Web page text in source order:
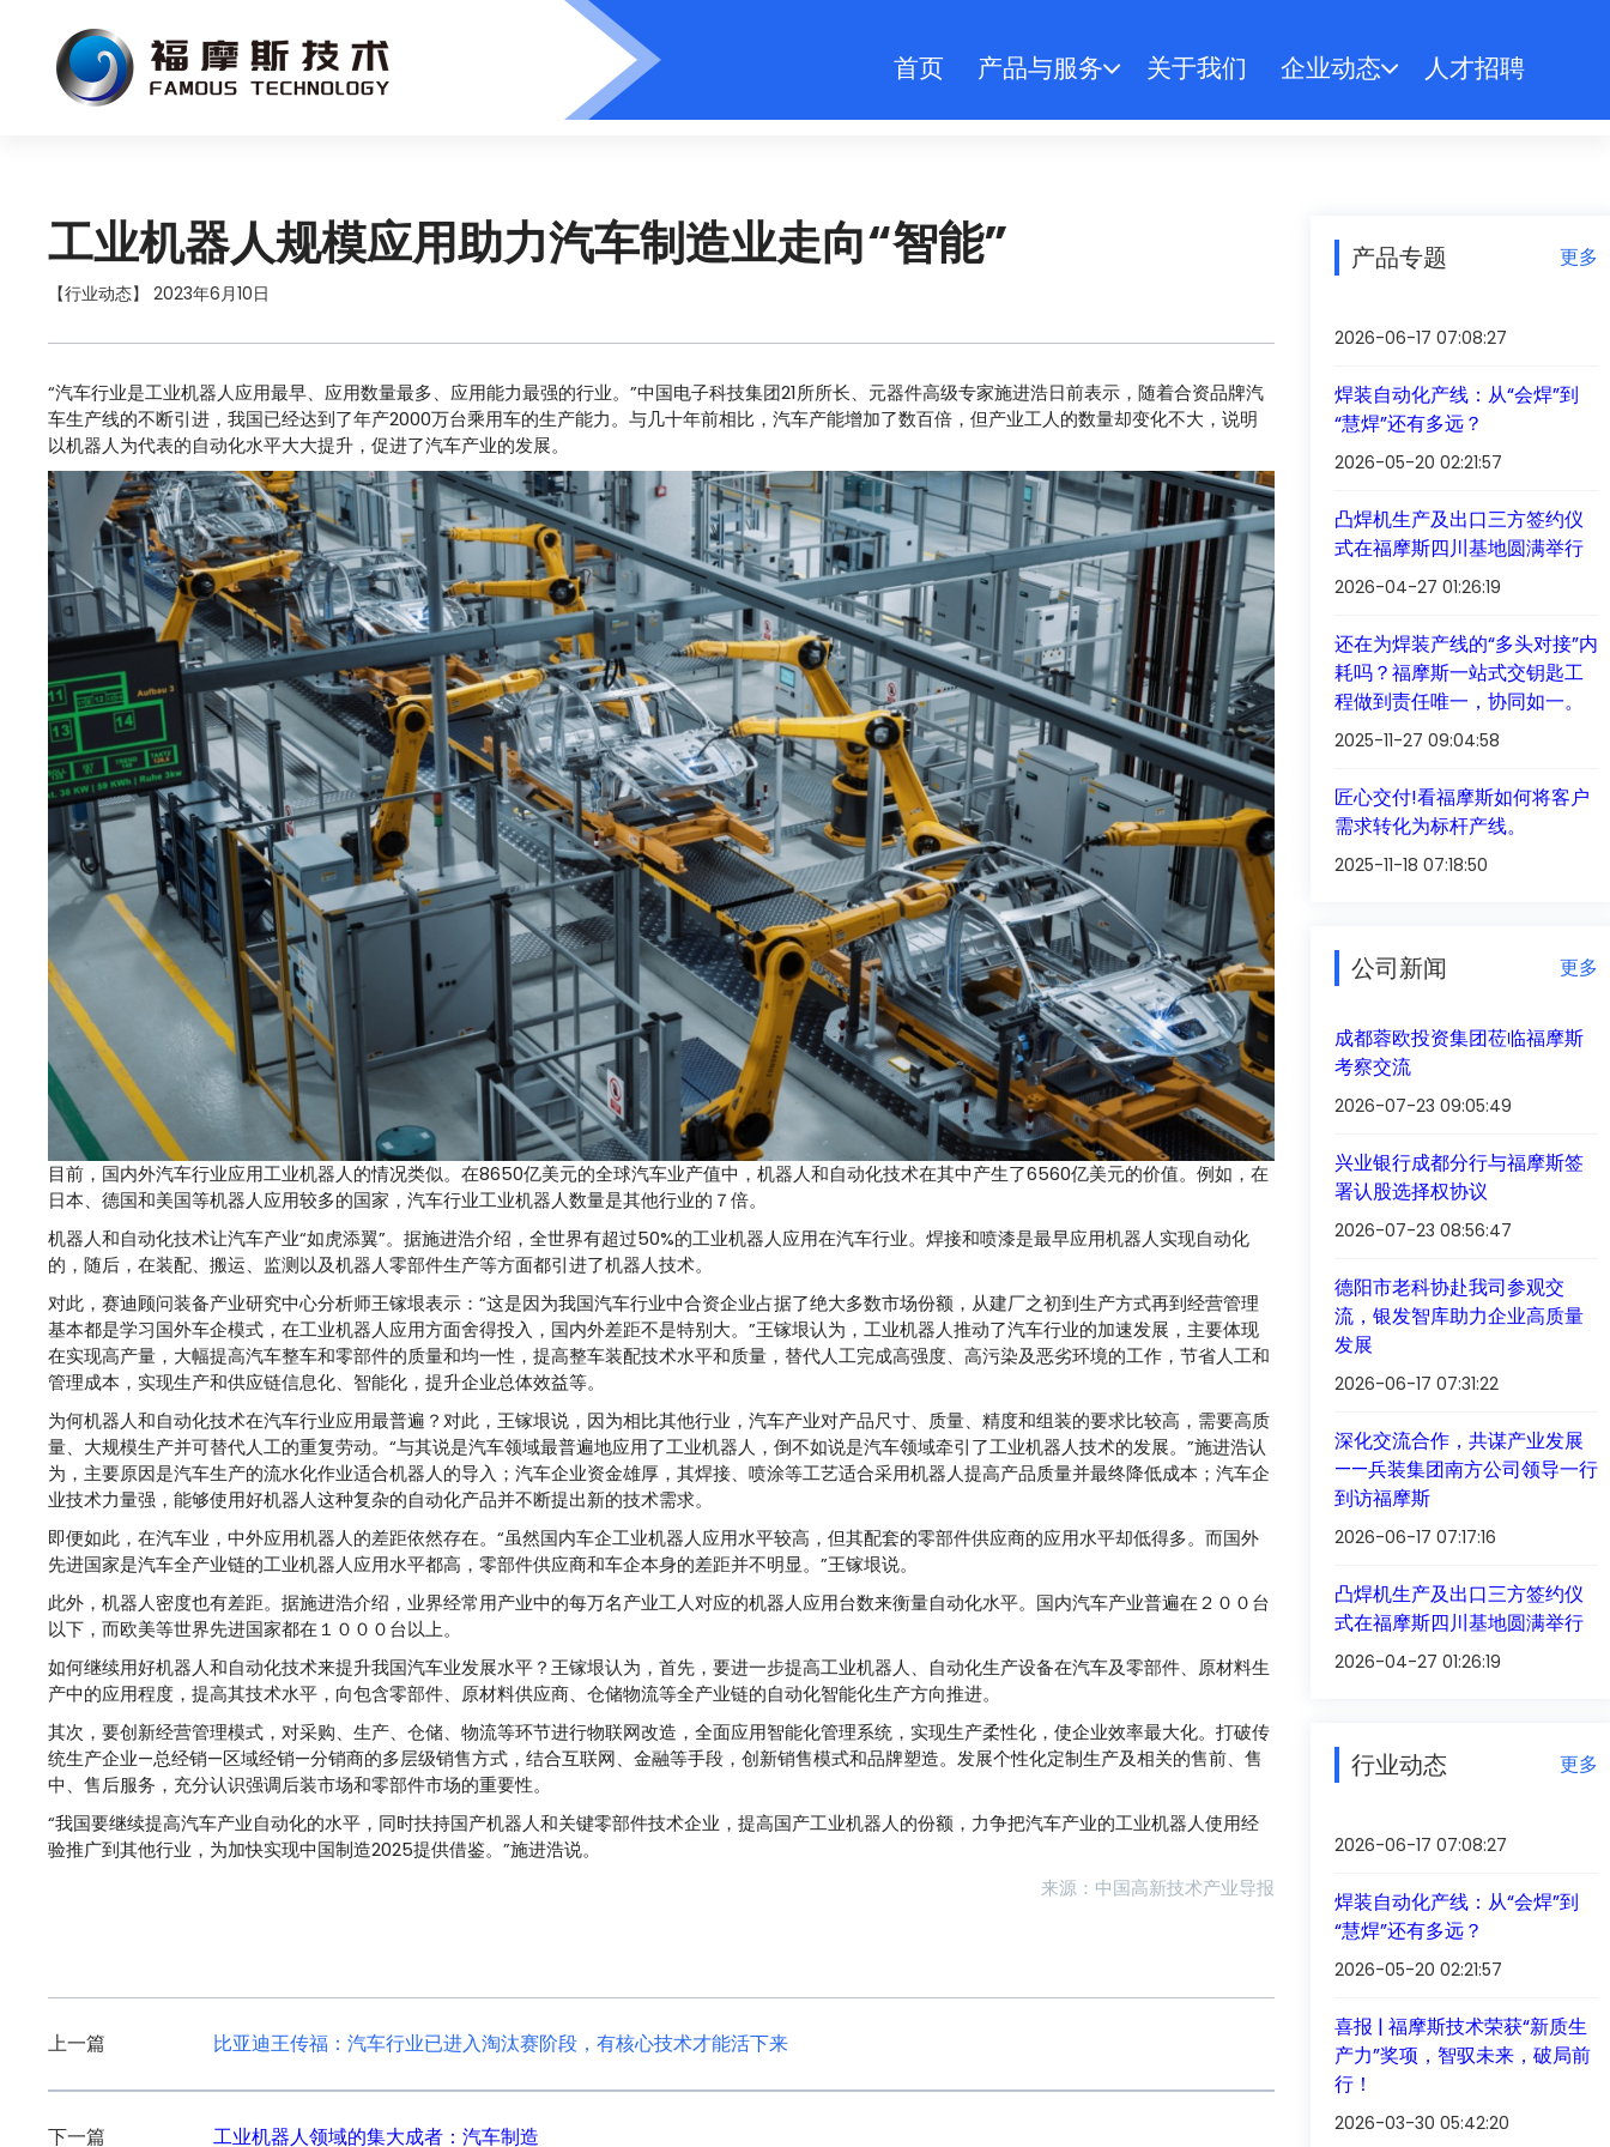
首页 产品与服务 关于我们 企业动态 人才招聘
工业机器人规模应用助力汽车制造业走向“智能”
【行业动态】 2023年6月10日
“汽车行业是工业机器人应用最早、应用数量最多、应用能力最强的行业。”中国电子科技集团21所所长、元器件高级专家施进浩日前表示，随着合资品牌汽
车生产线的不断引进，我国已经达到了年产2000万台乘用车的生产能力。与几十年前相比，汽车产能增加了数百倍，但产业工人的数量却变化不大，说明
以机器人为代表的自动化水平大大提升，促进了汽车产业的发展。
目前，国内外汽车行业应用工业机器人的情况类似。在8650亿美元的全球汽车业产值中，机器人和自动化技术在其中产生了6560亿美元的价值。例如，在
日本、德国和美国等机器人应用较多的国家，汽车行业工业机器人数量是其他行业的７倍。
机器人和自动化技术让汽车产业“如虎添翼”。据施进浩介绍，全世界有超过50%的工业机器人应用在汽车行业。焊接和喷漆是最早应用机器人实现自动化
的，随后，在装配、搬运、监测以及机器人零部件生产等方面都引进了机器人技术。
对此，赛迪顾问装备产业研究中心分析师王镓垠表示：“这是因为我国汽车行业中合资企业占据了绝大多数市场份额，从建厂之初到生产方式再到经营管理
基本都是学习国外车企模式，在工业机器人应用方面舍得投入，国内外差距不是特别大。”王镓垠认为，工业机器人推动了汽车行业的加速发展，主要体现
在实现高产量，大幅提高汽车整车和零部件的质量和均一性，提高整车装配技术水平和质量，替代人工完成高强度、高污染及恶劣环境的工作，节省人工和
管理成本，实现生产和供应链信息化、智能化，提升企业总体效益等。
为何机器人和自动化技术在汽车行业应用最普遍？对此，王镓垠说，因为相比其他行业，汽车产业对产品尺寸、质量、精度和组装的要求比较高，需要高质
量、大规模生产并可替代人工的重复劳动。“与其说是汽车领域最普遍地应用了工业机器人，倒不如说是汽车领域牵引了工业机器人技术的发展。”施进浩认
为，主要原因是汽车生产的流水化作业适合机器人的导入；汽车企业资金雄厚，其焊接、喷涂等工艺适合采用机器人提高产品质量并最终降低成本；汽车企
业技术力量强，能够使用好机器人这种复杂的自动化产品并不断提出新的技术需求。
即便如此，在汽车业，中外应用机器人的差距依然存在。“虽然国内车企工业机器人应用水平较高，但其配套的零部件供应商的应用水平却低得多。而国外
先进国家是汽车全产业链的工业机器人应用水平都高，零部件供应商和车企本身的差距并不明显。”王镓垠说。
此外，机器人密度也有差距。据施进浩介绍，业界经常用产业中的每万名产业工人对应的机器人应用台数来衡量自动化水平。国内汽车产业普遍在２００台
以下，而欧美等世界先进国家都在１０００台以上。
如何继续用好机器人和自动化技术来提升我国汽车业发展水平？王镓垠认为，首先，要进一步提高工业机器人、自动化生产设备在汽车及零部件、原材料生
产中的应用程度，提高其技术水平，向包含零部件、原材料供应商、仓储物流等全产业链的自动化智能化生产方向推进。
其次，要创新经营管理模式，对采购、生产、仓储、物流等环节进行物联网改造，全面应用智能化管理系统，实现生产柔性化，使企业效率最大化。打破传
统生产企业—总经销—区域经销—分销商的多层级销售方式，结合互联网、金融等手段，创新销售模式和品牌塑造。发展个性化定制生产及相关的售前、售
中、售后服务，充分认识强调后装市场和零部件市场的重要性。
“我国要继续提高汽车产业自动化的水平，同时扶持国产机器人和关键零部件技术企业，提高国产工业机器人的份额，力争把汽车产业的工业机器人使用经
验推广到其他行业，为加快实现中国制造2025提供借鉴。”施进浩说。
来源：中国高新技术产业导报
文
章
导
上一篇 比亚迪王传福：汽车行业已进入淘汰赛阶段，有核心技术才能活下来
下一篇 工业机器人领域的集大成者：汽车制造
产品专题 更多
2026-06-17 07:08:27
焊装自动化产线：从“会焊”到
“慧焊”还有多远？
2026-05-20 02:21:57
凸焊机生产及出口三方签约仪
式在福摩斯四川基地圆满举行
2026-04-27 01:26:19
还在为焊装产线的“多头对接”内
耗吗？福摩斯一站式交钥匙工
程做到责任唯一，协同如一。
2025-11-27 09:04:58
匠心交付!看福摩斯如何将客户
需求转化为标杆产线。
2025-11-18 07:18:50
公司新闻 更多
成都蓉欧投资集团莅临福摩斯
考察交流
2026-07-23 09:05:49
兴业银行成都分行与福摩斯签
署认股选择权协议
2026-07-23 08:56:47
德阳市老科协赴我司参观交
流，银发智库助力企业高质量
发展
2026-06-17 07:31:22
深化交流合作，共谋产业发展
——兵装集团南方公司领导一行
到访福摩斯
2026-06-17 07:17:16
凸焊机生产及出口三方签约仪
式在福摩斯四川基地圆满举行
2026-04-27 01:26:19
行业动态 更多
2026-06-17 07:08:27
焊装自动化产线：从“会焊”到
“慧焊”还有多远？
2026-05-20 02:21:57
喜报 | 福摩斯技术荣获“新质生
产力”奖项，智驭未来，破局前
行！
2026-03-30 05:42:20